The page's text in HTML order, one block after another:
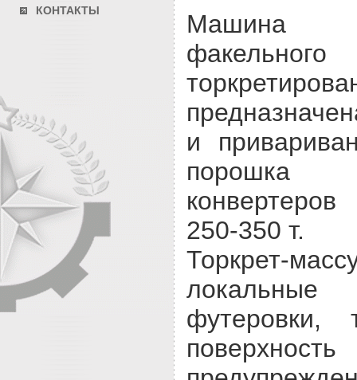
КОНТАКТЫ
Машина
факельного
и
порошка
250-350 т.
Торкрет-
локальные